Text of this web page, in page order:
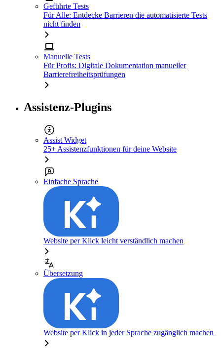
Geführte Tests
Für Alle: Entdecke Barrieren die automatisierte Tests
nicht finden
Manuelle Tests
Für Profis: Digitale Dokumentation manueller
Barrierefreiheitsprüfungen
Assistenz-Plugins
Assist Widget
25+ Assistenzfunktionen für deine Website
Einfache Sprache
Website per Klick leicht verständlich machen
Übersetzung
Website per Klick in jeder Sprache zugänglich machen